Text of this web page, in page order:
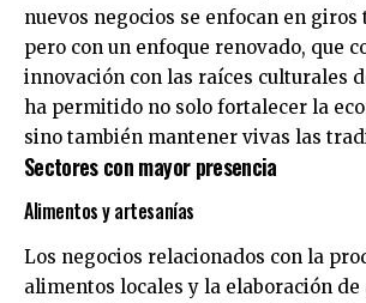
nuevos negocios se enfocan en
pero con un enfoque renovado, que
innovación con las raíces culturales
ha permitido no solo fortalecer la
sino también mantener vivas las
Sectores con mayor presencia
Alimentos y artesanías
Los negocios relacionados con la
alimentos locales y la elaboración de